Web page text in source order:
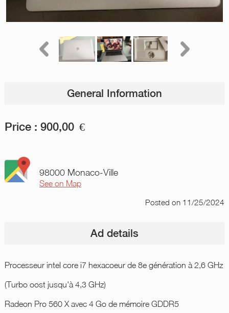
General Information
Price : 900,00 €
98000 Monaco-Ville
See on Map
Postedon 11/25/2024
Ad details
Processeur intel core i7 hexacoeur de 8e génération à 2,6 GHz
(Turbo oost jusqu'à 4,3 GHz)
Radeon Pro 560 X avec 4 Go de mémoire GDDR5